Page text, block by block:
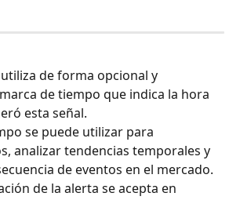
de forma opcional y
de tiempo que indica la hora
esta señal.
se puede utilizar para
analizar tendencias temporales y
de eventos en el mercado.
de la alerta se acepta en